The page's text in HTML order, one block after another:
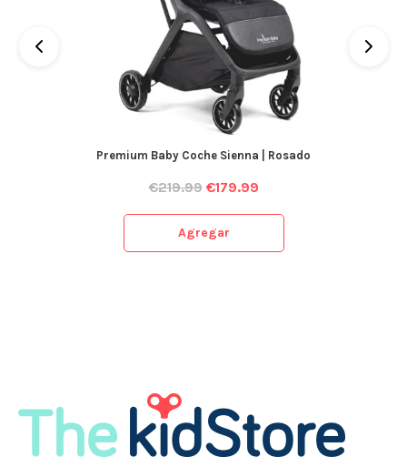
Premium Baby Coche Sienna | Rosado
€219.99 €179.99
Agregar